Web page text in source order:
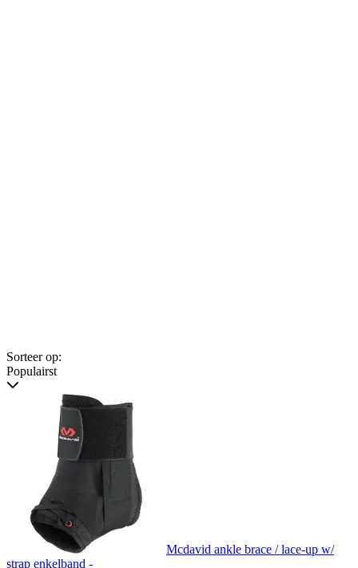
Sorteer op:
Populairst
Mcdavid ankle brace / lace-up w/
strap enkelband -